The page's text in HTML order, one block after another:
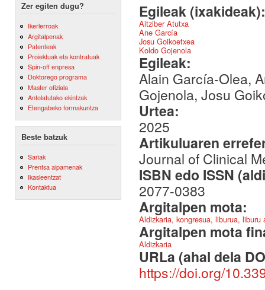
Zer egiten dugu?
Ikerlerroak
Argitalpenak
Patenteak
Proiektuak eta kontratuak
Spin-off enpresa
Doktorego programa
Master ofiziala
Antolatutako ekintzak
Etengabeko formakuntza
Beste batzuk
Sariak
Prentsa aipamenak
Ikasleentzat
Kontaktua
Egileak
Aitziber Atutxa
Ane García
Josu Goikoetxea
Koldo Gojenola
Egileak:
Alain García-Olea,
Gojenola, Josu
Urtea:
2025
Artikuluaren
Journal of Clinical
ISBN edo ISSN
2077-0383
Argitalpen mota:
Aldizkaria, kongresua, liburua,
Argitalpen mota
Aldizkaria
URLa (ahal dela
https://doi.org/